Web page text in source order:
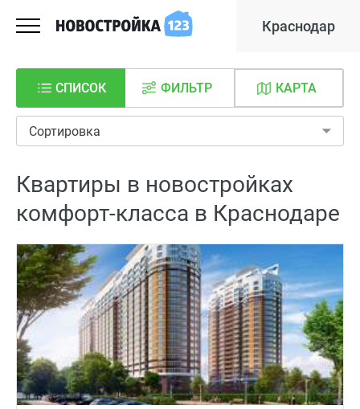
Краснодар
СПИСОК КАРТА
ФИЛЬТР
Сортировка
Квартиры в новостройках
комфорт-класса в Краснодаре